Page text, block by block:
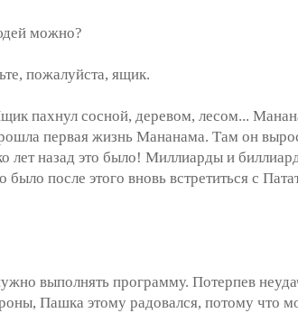
можно?
пожалуйста, ящик.
пахнул сосной, деревом, лесом...
первая жизнь Мананама. Там он
назад это было! Миллиарды и
после этого вновь встретиться с
выполнять программу. Потерпев
Пашка этому радовался, потому что